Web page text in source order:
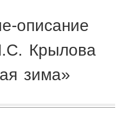
описание
Крылова
зима»